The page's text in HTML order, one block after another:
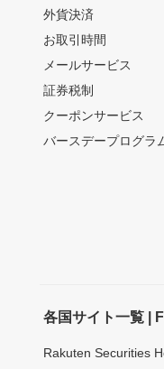
外貨決済
お取引時間
メールサービス
証券税制
クーポンサービス
バースデープログラ
各国サイト一覧 |
Rakuten Securities